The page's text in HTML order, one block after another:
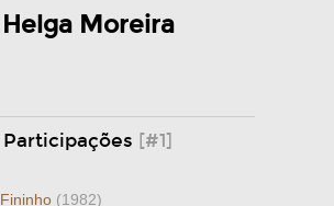
Helga Moreira
Participações [#1]
(1982)